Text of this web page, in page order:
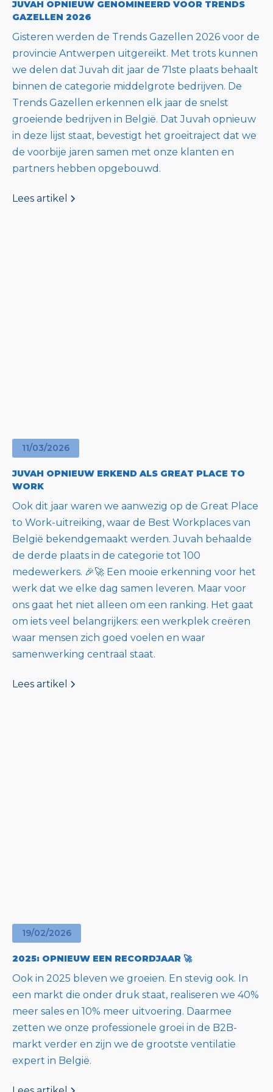
JUVAH OPNIEUW GENOMINEERD VOOR TRENDS
GAZELLEN 2026
Gisteren werden de Trends Gazellen 2026 voor de
provincie Antwerpen uitgereikt. Met trots kunnen
we delen dat Juvah dit jaar de 71ste plaats behaalt
binnen de categorie middelgrote bedrijven. De
Trends Gazellen erkennen elk jaar de snelst
groeiende bedrijven in België. Dat Juvah opnieuw
in deze lijst staat, bevestigt het groeitraject dat we
de voorbije jaren samen met onze klanten en
partners hebben opgebouwd.
Lees artikel
11/03/2026
JUVAH OPNIEUW ERKEND ALS GREAT PLACE TO
WORK
Ook dit jaar waren we aanwezig op de Great Place
to Work-uitreiking, waar de Best Workplaces van
België bekendgemaakt werden. Juvah behaalde
de derde plaats in de categorie tot 100
medewerkers. 🎉🚀 Een mooie erkenning voor het
werk dat we elke dag samen leveren. Maar voor
ons gaat het niet alleen om een ranking. Het gaat
om iets veel belangrijkers: een werkplek creëren
waar mensen zich goed voelen en waar
samenwerking centraal staat.
Lees artikel
19/02/2026
2025: OPNIEUW EEN RECORDJAAR 🚀
Ook in 2025 bleven we groeien. En stevig ook. In
een markt die onder druk staat, realiseren we 40%
meer sales en 10% meer uitvoering. Daarmee
zetten we onze professionele groei in de B2B-
markt verder en zijn we de grootste ventilatie
expert in België.